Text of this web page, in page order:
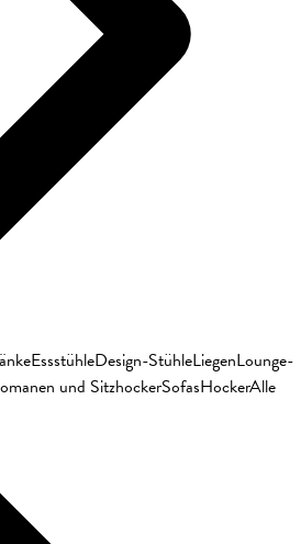
EssstühleDesign-StühleLiegenLounge-
und SitzhockerSofasHockerAlle